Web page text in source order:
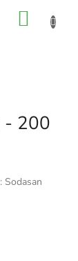
- 200
Sodasan